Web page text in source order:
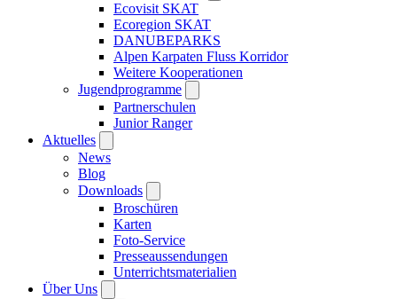
Ecovisit SKAT
Ecoregion SKAT
DANUBEPARKS
Alpen Karpaten Fluss Korridor
Weitere Kooperationen
Jugendprogramme
Partnerschulen
Junior Ranger
Aktuelles
News
Blog
Downloads
Broschüren
Karten
Foto-Service
Presseaussendungen
Unterrichtsmaterialien
Über Uns